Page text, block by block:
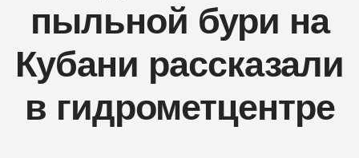
пыльной бури на
Кубани рассказали
в гидрометцентре